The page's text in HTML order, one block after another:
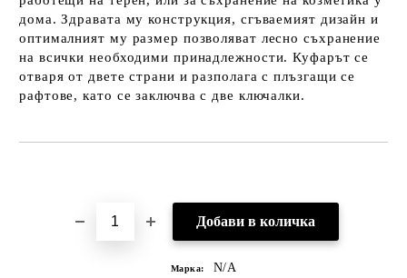
дома. Здравата му конструкция, сгъваемият дизайн и
оптималният му размер позволяват лесно съхранение
на всички необходими принадлежности. Куфарът се
отваря от двете страни и разполага с плъзгащи се
рафтове, като се заключва с две ключалки.
Марка: N/A